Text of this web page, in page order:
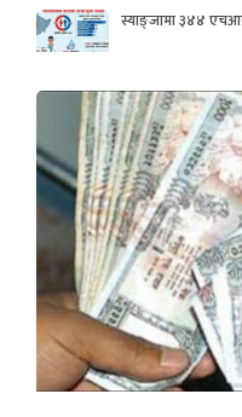
स्याङ्जामा ३४४